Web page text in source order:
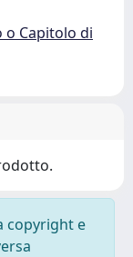
o Capitolo di
copyright e